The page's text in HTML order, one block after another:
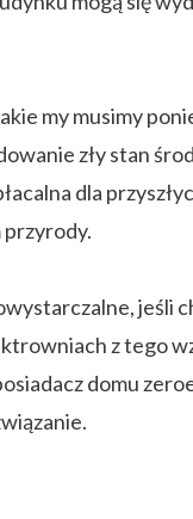
my musimy
zły stan
dla
przyrody.
z tego
domu